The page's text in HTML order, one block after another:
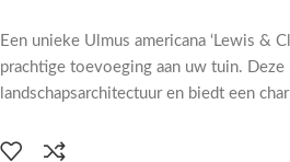
Een unieke Ulmus americana ‘Lewis &
prachtige toevoeging aan uw tuin.
landschapsarchitectuur en biedt een